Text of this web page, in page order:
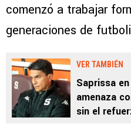
comenzó a trabajar
generaciones de
VER TAMBIÉN
Saprissa
amenaza
sin el